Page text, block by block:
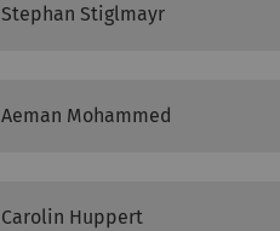
Stephan Stiglmayr
Aeman Mohammed
Carolin Huppert